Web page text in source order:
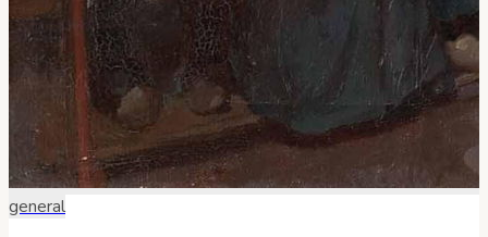
general